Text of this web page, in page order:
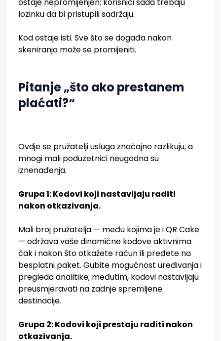
ostaje nepromijenjen; korisnici sada trebaju
lozinku da bi pristupili sadržaju.
Kod ostaje isti. Sve što se događa nakon
skeniranja može se promijeniti.
Pitanje „što ako prestanem
plaćati?“
Ovdje se pružatelji usluga značajno razlikuju, a
mnogi mali poduzetnici neugodna su
iznenađenja.
Grupa 1: Kodovi koji nastavljaju raditi
nakon otkazivanja.
Mali broj pružatelja — među kojima je i QR Cake
— održava vaše dinamične kodove aktivnima
čak i nakon što otkažete račun ili pređete na
besplatni paket. Gubite mogućnost uređivanja i
pregleda analitike; međutim, kodovi nastavljaju
preusmjeravati na zadnje spremljene
destinacije.
Grupa 2: Kodovi koji prestaju raditi nakon
otkazivanja.